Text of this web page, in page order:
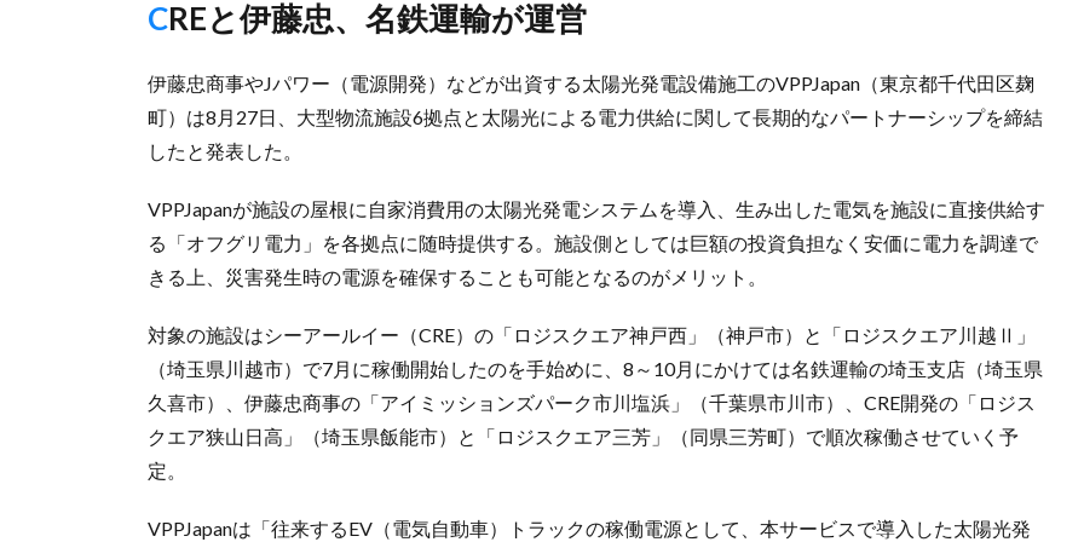
CREと伊藤忠、名鉄運輸が運営
伊藤忠商事やJパワー（電源開発）などが出資する太陽光発電設備施工のVPPJapan（東京都千代田区麹
町）は8月27日、大型物流施設6拠点と太陽光による電力供給に関して長期的なパートナーシップを締結
したと発表した。
VPPJapanが施設の屋根に自家消費用の太陽光発電システムを導入、生み出した電気を施設に直接供給す
る「オフグリ電力」を各拠点に随時提供する。施設側としては巨額の投資負担なく安価に電力を調達で
きる上、災害発生時の電源を確保することも可能となるのがメリット。
対象の施設はシーアールイー（CRE）の「ロジスクエア神戸西」（神戸市）と「ロジスクエア川越Ⅱ」
（埼玉県川越市）で7月に稼働開始したのを手始めに、8～10月にかけては名鉄運輸の埼玉支店（埼玉県
久喜市）、伊藤忠商事の「アイミッションズパーク市川塩浜」（千葉県市川市）、CRE開発の「ロジス
クエア狭山日高」（埼玉県飯能市）と「ロジスクエア三芳」（同県三芳町）で順次稼働させていく予
定。
VPPJapanは「往来するEV（電気自動車）トラックの稼働電源として、本サービスで導入した太陽光発